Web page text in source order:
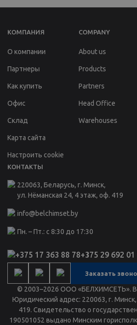
КОМПАНИЯ
О компании
Партнеры
Как купить
Офис
Склад
Карта сайта
Настроить cookie
COMPANY
About us
Products
Partners
Head Office
Warehouses
КОНТАКТЫ
220063, Беларусь, г. Минск,
ул. Нёманская 24, 4 этаж, оф. 419
info@belchimset.by
Пн. – Пт.: с 8:30 до 17:30
+375 17 363 88 78+375 29 692 01
Заказать
© 2003–2026 ООО «БЕЛХИМСЕТЬ».
Юридический адрес: 220063, г.
419. Свидетельство о
190501052 выдано Минским